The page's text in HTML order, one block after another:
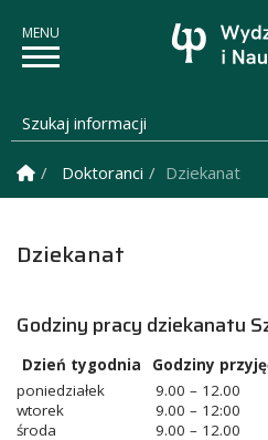
Szukaj informacji
Strona Główna
Doktoranci Dziekanat
Dziekanat
Godziny pracy dziekanatu
Dzień tygodnia
Godziny
poniedziałek
9.00 – 12.00
wtorek
9.00 – 12:00
środa
9.00 – 12.00